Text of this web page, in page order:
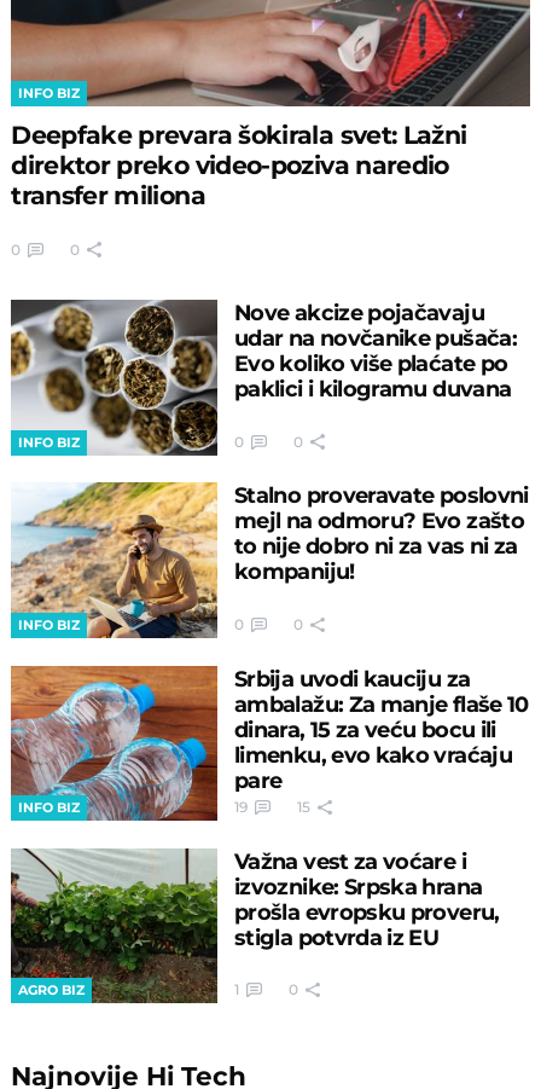
INFO BIZ
Deepfake prevara šokirala svet: Lažni
direktor preko video-poziva naredio
transfer miliona
0 0
INFO BIZ
Nove akcize pojačavaju
udar na novčanike pušača:
Evo koliko više plaćate po
paklici i kilogramu duvana
0 0
INFO BIZ
Stalno proveravate poslovni
mejl na odmoru? Evo zašto
to nije dobro ni za vas ni za
kompaniju!
0 0
INFO BIZ
Srbija uvodi kauciju za
ambalažu: Za manje flaše 10
dinara, 15 za veću bocu ili
limenku, evo kako vraćaju
pare
19 15
AGRO BIZ
Važna vest za voćare i
izvoznike: Srpska hrana
prošla evropsku proveru,
stigla potvrda iz EU
1 0
Najnovije Hi Tech